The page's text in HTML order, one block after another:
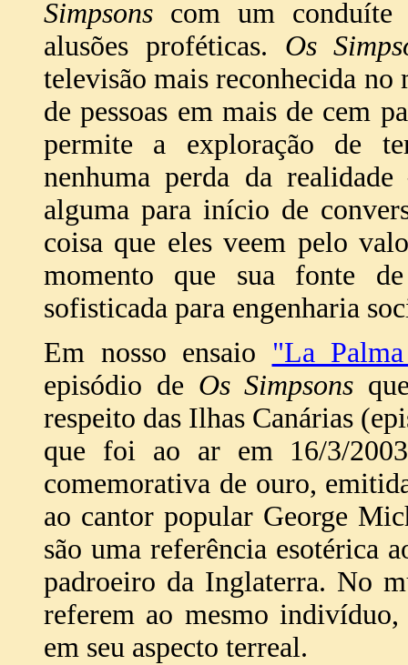
Simpsons com um conduíte
alusões proféticas. Os
televisão mais reconhecida
de pessoas em mais de cem
permite a exploração de
nenhuma perda da
alguma para início de
coisa que eles veem pelo
momento que sua fonte
sofisticada para engenharia
Em nosso ensaio "La
episódio de Os Simpsons
respeito das Ilhas Canárias
que foi ao ar em 16/3/
comemorativa de ouro,
ao cantor popular George
são uma referência esotérica
padroeiro da Inglaterra. No
referem ao mesmo indivíduo,
em seu aspecto terreal.